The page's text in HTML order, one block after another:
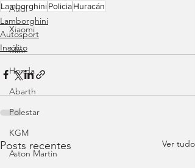
Audi
Xiaomi
Mini
Honda
Abarth
Polestar
KGM
Aston Martin
LamborghiniPoliciaHuracán
Lamborghini
Autosport
Insólito
Posts recentes Ver tudo